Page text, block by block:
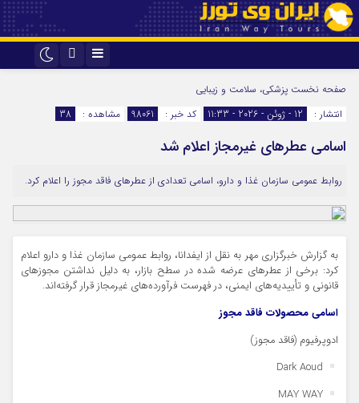
اینستاگرام
صفحه نخست پزشکی، سلامت و زیبایی
انتشار :
12 - ژوئن - 2026 - 11:33 کد خبر : 98061 مشاهده : 38
اسامی عطرهای غیرمجاز اعلام شد
روابط عمومی سازمان غذا و دارو، اسامی تعدادی از عطرهای فاقد مجوز را اعلام کرد.
به گزارش خبرگزاری مهر به نقل از ایفدانا، روابط عمومی سازمان غذا و دارو اعلام
کرد: برخی از عطرهای عرضه‌ شده در سطح بازار، به دلیل نداشتن مجوزهای
قانونی و تأییدیه‌های ایمنی، در فهرست فرآورده‌های غیرمجاز قرار گرفته‌اند.
اسامی محصولات فاقد مجوز
ادوپرفیوم (فاقد مجوز)